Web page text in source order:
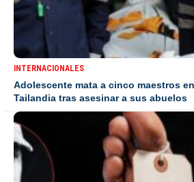
INTERNACIONALES
Adolescente mata a cinco maestros
Tailandia tras asesinar a sus abuelos